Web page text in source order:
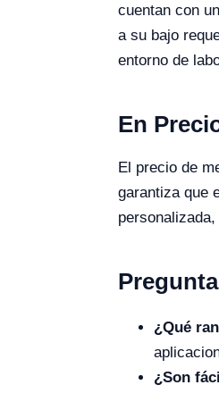
cuentan con
a su bajo
entorno de
En
El precio de
garantiza que
¿Qué
¿Son